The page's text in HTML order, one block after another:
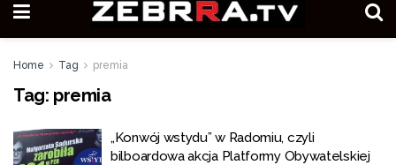
Home Tag premia
Tag: premia
„Konwój wstydu” w Radomiu, czyli
bilboardowa akcja Platformy Obywatelskiej